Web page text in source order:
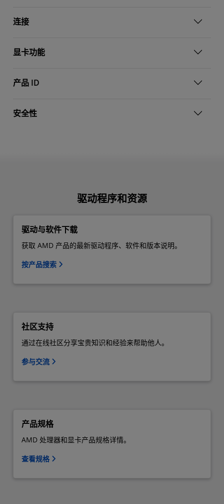
连接
显卡功能
产品 ID
安全性
驱动程序和资源
驱动与软件下载
获取 AMD 产品的最新驱动程序、软件和版本说明。
按产品搜索
社区支持
通过在线社区分享宝贵知识和经验来帮助他人。
参与交流
产品规格
AMD 处理器和显卡产品规格详情。
查看规格